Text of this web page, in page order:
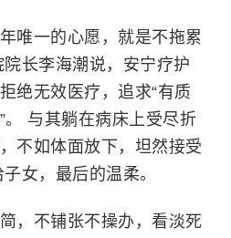
唯一的心愿，就是不拖累
院长李海潮说，安宁疗护
绝无效医疗，追求“有质
。 与其躺在病床上受尽折
不如体面放下，坦然接受
女，最后的温柔。
，不铺张不操办，看淡死